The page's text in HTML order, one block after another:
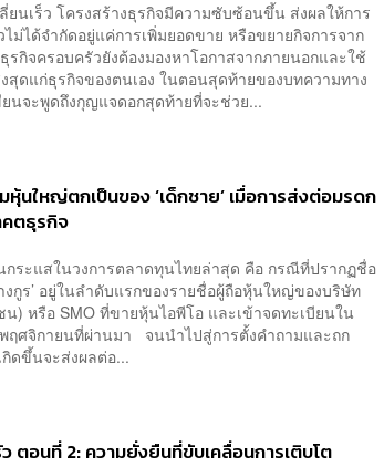
ยนเร็ว โครงสร้างธุรกิจมีความซับซ้อนขึ้น ส่งผลให้การ
ม่ได้จำกัดอยู่แค่การเพิ่มยอดขาย หรือขยายกิจการจาก
รกิจครอบครัวยังต้องมองหาโอกาสจากภายนอกและใช้
สุดแก่ธุรกิจของตนเอง ในตอนสุดท้ายของบทความทาง
นจะพูดถึงกุญแจดอกสุดท้ายที่จะช่วย...
หุ้นใหญ่ตกเป็นของ ‘เด็กชาย’ เมื่อการส่งต่อมรดก
ตธุรกิจ
กระแสในวงการตลาดทุนไทยล่าสุด คือ กรณีที่ปรากฏชื่อ
งกูร’ อยู่ในลำดับแรกของรายชื่อผู้ถือหุ้นใหญ่ของบริษัท
) หรือ SMO ที่ขายหุ้นไอพีโอ และเข้าจดทะเบียนใน
ฤศจิกายนที่ผ่านมา จนนำไปสู่การตั้งคำถามและถก
กิดขึ้นจะส่งผลต่อ...
ตอนที่ 2: ความยั่งยืนที่ขับเคลื่อนการเติบโต